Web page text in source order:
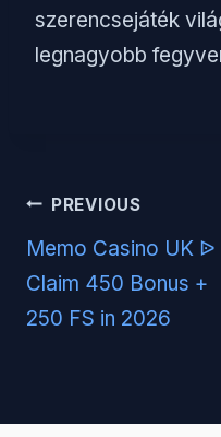
szerencsejáték
legnagyobb
Post
navigation
PREVIOUS
Memo Casino UK ᐉ
Claim 450 Bonus +
250 FS in 2026